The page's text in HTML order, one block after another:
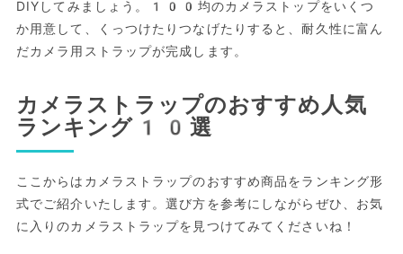
DIYしてみましょう。100均のカメラストップをいくつ
か用意して、くっつけたりつなげたりすると、耐久性に富ん
だカメラ用ストラップが完成します。
カメラストラップのおすすめ人気
ランキング10選
ここからはカメラストラップのおすすめ商品をランキング形
式でご紹介いたします。選び方を参考にしながらぜひ、お気
に入りのカメラストラップを見つけてみてくださいね！